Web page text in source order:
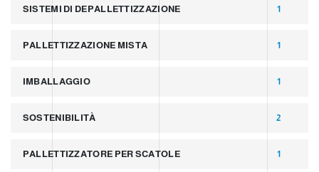
SISTEMI DI DEPALLETTIZZAZIONE 1
PALLETTIZZAZIONE MISTA 1
IMBALLAGGIO 1
SOSTENIBILITÀ 2
PALLETTIZZATORE PER SCATOLE 1